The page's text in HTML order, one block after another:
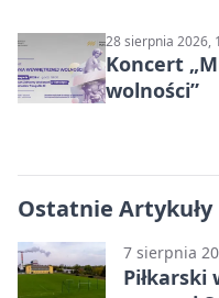
28 sierpnia 2026,
Koncert
wolności”
Ostatnie Artykuły
7 sierpnia
Piłkarski